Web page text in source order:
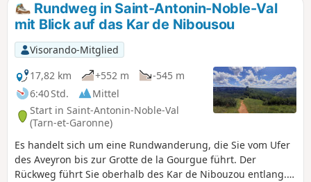
Rundweg in Saint-Antonin-Noble-Val
mit Blick auf das Kar de Nibousou
Visorando-Mitglied
17,82 km
+552 m
-545 m
6:40 Std.
Mittel
Start in Saint-Antonin-Noble-Val
(Tarn-et-Garonne)
Es handelt sich um eine Rundwanderung, die Sie vom Ufer
des Aveyron bis zur Grotte de la Gourgue führt. Der
Rückweg führt Sie oberhalb des Kar de Nibouzou entlang.